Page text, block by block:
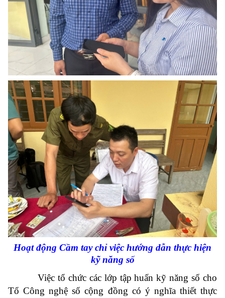
Hoạt động Cầm tay chỉ việc hướng dẫn thực hiện
kỹ năng số
Việc tổ chức các lớp tập huấn kỹ năng số cho
Tổ Công nghệ số cộng đồng có ý nghĩa thiết thực